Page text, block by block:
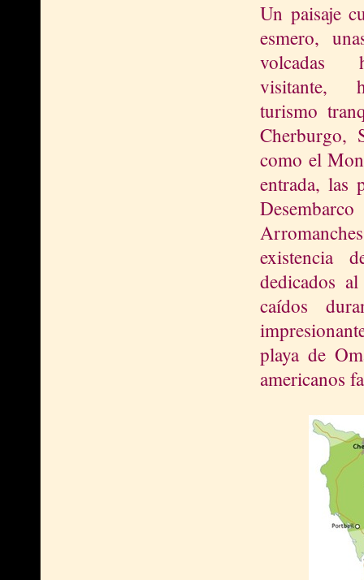
Un paisaje
esmero,
volcadas
visitante,
turismo
Cherburgo,
como el
entrada, las
existencia
dedicados
caídos
playa de
americanos